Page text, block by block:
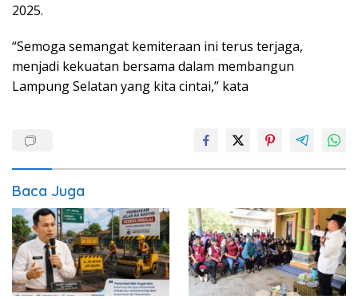
2025.
“Semoga semangat kemiteraan ini terus terjaga,
menjadi kekuatan bersama dalam membangun
Lampung Selatan yang kita cintai,” kata
Baca Juga